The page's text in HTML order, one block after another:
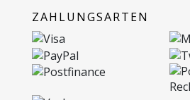
ZAHLUNGSARTEN